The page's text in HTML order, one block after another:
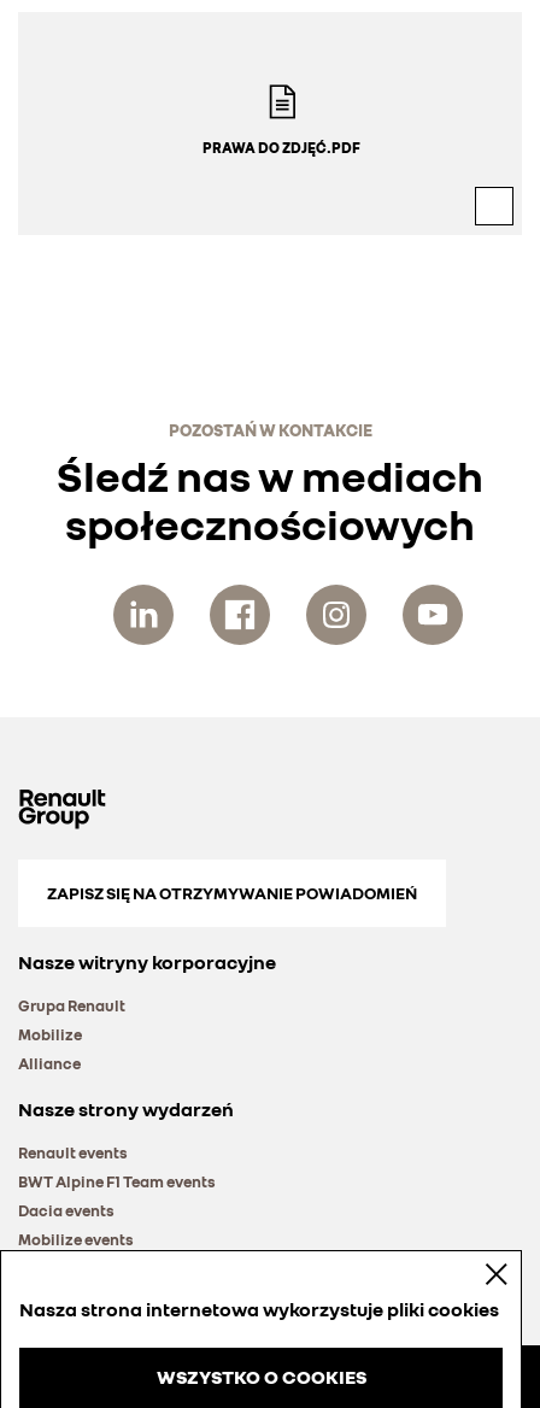
PRAWA DO ZDJĘĆ.PDF
POZOSTAŃ W KONTAKCIE
Śledź nas w mediach
społecznościowych
ZAPISZ SIĘ NA OTRZYMYWANIE POWIADOMIEŃ
Nasze witryny korporacyjne
Grupa Renault
Mobilize
Alliance
Nasze strony wydarzeń
Renault events
BWT Alpine F1 Team events
Dacia events
Mobilize events
© Groupe Renault 2026
Nasza strona internetowa wykorzystuje pliki cookies
WSZYSTKO O COOKIES